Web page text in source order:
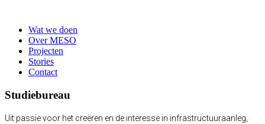
Wat we doen
Over MESO
Projecten
Stories
Contact
Studiebureau
Uit passie voor het creëren en de interesse in infrastructuuraanleg,